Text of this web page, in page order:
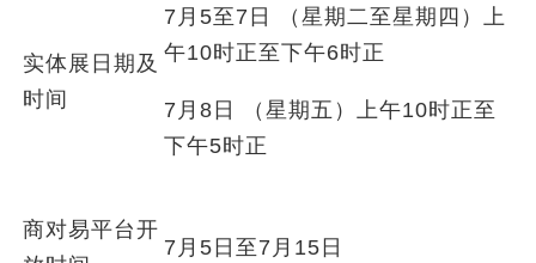
实体展日期及
时间
7月5至7日 （星期二至星期四）上
午10时正至下午6时正
7月8日 （星期五）上午10时正至
下午5时正
商对易平台开
7月5日至7月15日